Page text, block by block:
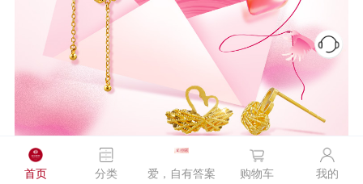
首页 分类 爱，自有答案 购物车 我的